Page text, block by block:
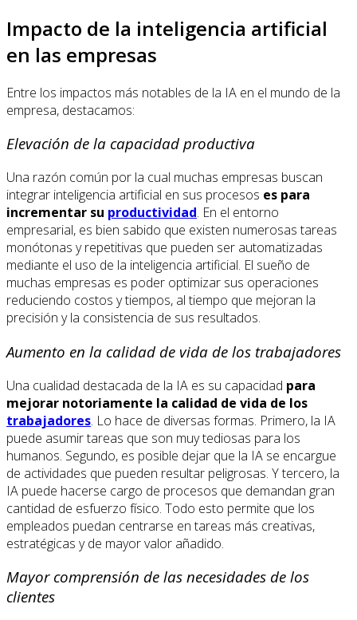
Impacto de la inteligencia artificial
en las empresas
Entre los impactos más notables de la IA en el mundo de la
empresa, destacamos:
Elevación de la capacidad productiva
Una razón común por la cual muchas empresas buscan
integrar inteligencia artificial en sus procesos es para
incrementar su productividad. En el entorno
empresarial, es bien sabido que existen numerosas tareas
monótonas y repetitivas que pueden ser automatizadas
mediante el uso de la inteligencia artificial. El sueño de
muchas empresas es poder optimizar sus operaciones
reduciendo costos y tiempos, al tiempo que mejoran la
precisión y la consistencia de sus resultados.
Aumento en la calidad de vida de los trabajadores
Una cualidad destacada de la IA es su capacidad para
mejorar notoriamente la calidad de vida de los
trabajadores. Lo hace de diversas formas. Primero, la IA
puede asumir tareas que son muy tediosas para los
humanos. Segundo, es posible dejar que la IA se encargue
de actividades que pueden resultar peligrosas. Y tercero, la
IA puede hacerse cargo de procesos que demandan gran
cantidad de esfuerzo físico. Todo esto permite que los
empleados puedan centrarse en tareas más creativas,
estratégicas y de mayor valor añadido.
Mayor comprensión de las necesidades de los
clientes